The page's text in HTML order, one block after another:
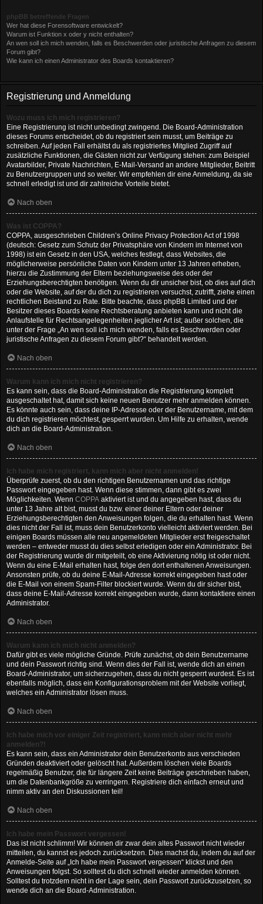
phpBB betreffende Fragen
Wer hat diese Forensoftware entwickelt?
Warum ist Funktion x oder y nicht enthalten?
An wen soll ich mich wenden, falls es Beschwerden oder juristische Anfragen zu diesem
Forum gibt?
Wie kann ich einen Administrator des Boards kontaktieren?
Registrierung und Anmeldung
Wozu muss ich mich registrieren?
Eine Registrierung ist nicht unbedingt zwingend. Die Board-Administration
dieses Forums entscheidet, ob du registriert sein musst, um Beiträge zu
schreiben. Auf jeden Fall erhältst du als registriertes Mitglied Zugriff auf
zusätzliche Funktionen, die Gästen nicht zur Verfügung stehen: zum Beispiel
Avatarbilder, Private Nachrichten, E-Mail-Versand an andere Mitglieder, Beitritt
zu Benutzergruppen und so weiter. Wir empfehlen dir eine Anmeldung, da sie
schnell erledigt ist und dir zahlreiche Vorteile bietet.
Nach oben
Was ist COPPA?
COPPA, ausgeschrieben Children’s Online Privacy Protection Act of 1998
(deutsch: Gesetz zum Schutz der Privatsphäre von Kindern im Internet von
1998) ist ein Gesetz in den USA, welches festlegt, dass Websites, die
möglicherweise persönliche Daten von Kindern unter 13 Jahren erheben,
hierzu die Zustimmung der Eltern beziehungsweise des oder der
Erziehungsberechtigten benötigen. Wenn du dir unsicher bist, ob dies auf dich
oder die Website, auf der du dich zu registrieren versuchst, zutrifft, ziehe einen
rechtlichen Beistand zu Rate. Bitte beachte, dass phpBB Limited und der
Besitzer dieses Boards keine Rechtsberatung anbieten kann und nicht die
Anlaufstelle für Rechtsangelegenheiten jeglicher Art ist; außer solchen, die
unter der Frage „An wen soll ich mich wenden, falls es Beschwerden oder
juristische Anfragen zu diesem Forum gibt?“ behandelt werden.
Nach oben
Warum kann ich mich nicht registrieren?
Es kann sein, dass die Board-Administration die Registrierung komplett
ausgeschaltet hat, damit sich keine neuen Benutzer mehr anmelden können.
Es könnte auch sein, dass deine IP-Adresse oder der Benutzername, mit dem
du dich registrieren möchtest, gesperrt wurden. Um Hilfe zu erhalten, wende
dich an die Board-Administration.
Nach oben
Ich habe mich registriert, kann mich aber nicht anmelden!
Überprüfe zuerst, ob du den richtigen Benutzernamen und das richtige
Passwort eingegeben hast. Wenn diese stimmen, dann gibt es zwei
Möglichkeiten. Wenn COPPA aktiviert ist und du angegeben hast, dass du
unter 13 Jahre alt bist, musst du bzw. einer deiner Eltern oder deiner
Erziehungsberechtigten den Anweisungen folgen, die du erhalten hast. Wenn
dies nicht der Fall ist, muss dein Benutzerkonto vielleicht aktiviert werden. Bei
einigen Boards müssen alle neu angemeldeten Mitglieder erst freigeschaltet
werden – entweder musst du dies selbst erledigen oder ein Administrator. Bei
der Registrierung wurde dir mitgeteilt, ob eine Aktivierung nötig ist oder nicht.
Wenn du eine E-Mail erhalten hast, folge den dort enthaltenen Anweisungen.
Ansonsten prüfe, ob du deine E-Mail-Adresse korrekt eingegeben hast oder
die E-Mail von einem Spam-Filter blockiert wurde. Wenn du dir sicher bist,
dass deine E-Mail-Adresse korrekt eingegeben wurde, dann kontaktiere einen
Administrator.
Nach oben
Warum kann ich mich nicht anmelden?
Dafür gibt es viele mögliche Gründe. Prüfe zunächst, ob dein Benutzername
und dein Passwort richtig sind. Wenn dies der Fall ist, wende dich an einen
Board-Administrator, um sicherzugehen, dass du nicht gesperrt wurdest. Es ist
ebenfalls möglich, dass ein Konfigurationsproblem mit der Website vorliegt,
welches ein Administrator lösen muss.
Nach oben
Ich habe mich vor einiger Zeit registriert, kann mich aber nicht mehr
anmelden?!
Es kann sein, dass ein Administrator dein Benutzerkonto aus verschieden
Gründen deaktiviert oder gelöscht hat. Außerdem löschen viele Boards
regelmäßig Benutzer, die für längere Zeit keine Beiträge geschrieben haben,
um die Datenbankgröße zu verringern. Registriere dich einfach erneut und
nimm aktiv an den Diskussionen teil!
Nach oben
Ich habe mein Passwort vergessen!
Das ist nicht schlimm! Wir können dir zwar dein altes Passwort nicht wieder
mitteilen, du kannst es jedoch zurücksetzen. Dies machst du, indem du auf der
Anmelde-Seite auf „Ich habe mein Passwort vergessen“ klickst und den
Anweisungen folgst. So solltest du dich schnell wieder anmelden können.
Solltest du trotzdem nicht in der Lage sein, dein Passwort zurückzusetzen, so
wende dich an die Board-Administration.